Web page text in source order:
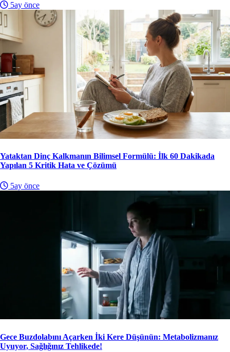
5ay önce
Yataktan Dinç Kalkmanın Bilimsel Formülü: İlk 60 Dakikada
Yapılan 5 Kritik Hata ve Çözümü
5ay önce
Gece Buzdolabını Açarken İki Kere Düşünün: Metabolizmanız
Uyuyor, Sağlığınız Tehlikede!